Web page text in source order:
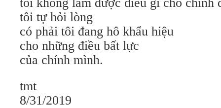
tôi tự hỏi lòng
có phải tôi đang hô khẩu hiệu
cho những điều bất lực
của chính mình.
tmt
8/31/2019